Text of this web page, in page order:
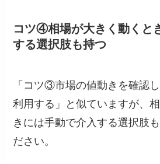
コツ④相場が大きく動くと
する選択肢も持つ
「コツ③市場の値動きを確認
利用する」と似ていますが、
きには手動で介入する選択肢
ださい。